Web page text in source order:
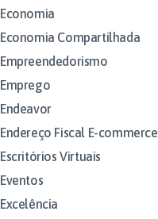
Economia
Economia Compartilhada
Empreendedorismo
Emprego
Endeavor
Endereço Fiscal E-commerce
Escritórios Virtuais
Eventos
Excelência